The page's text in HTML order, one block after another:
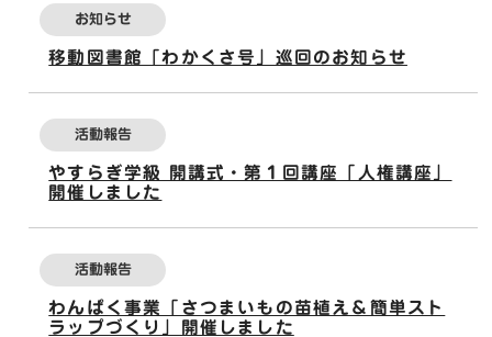
お知らせ
移動図書館「わかくさ号」巡回のお知らせ
活動報告
やすらぎ学級 開講式・第１回講座「人権講座」
開催しました
活動報告
わんぱく事業「さつまいもの苗植え＆簡単スト
ラップづくり」開催しました